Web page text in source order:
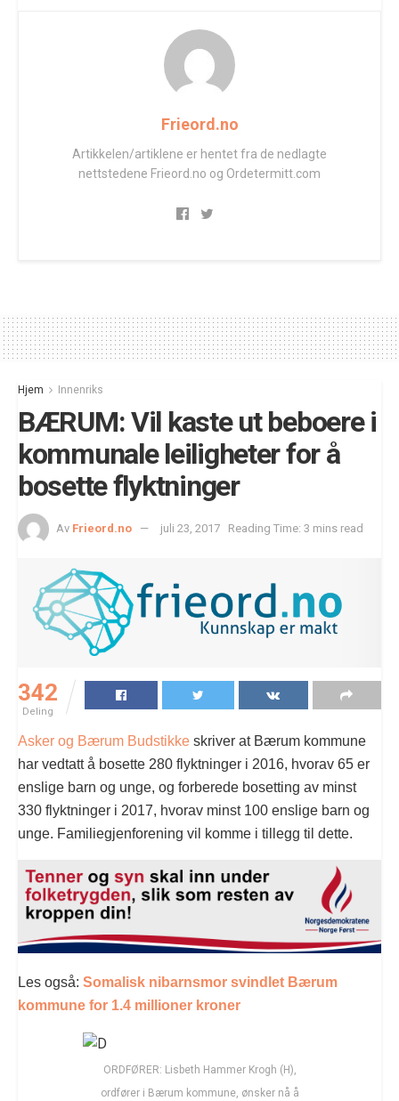
Frieord.no
Artikkelen/artiklene er hentet fra de nedlagte
nettstedene Frieord.no og Ordetermitt.com
Hjem Innenriks
BÆRUM: Vil kaste ut beboere i
kommunale leiligheter for å
bosette flyktninger
Av Frieord.no juli 23, 2017 Reading Time: 3 mins read
342
Deling
Asker og Bærum Budstikke skriver at Bærum kommune
har vedtatt å bosette 280 flyktninger i 2016, hvorav 65 er
enslige barn og unge, og forberede bosetting av minst
330 flyktninger i 2017, hvorav minst 100 enslige barn og
unge. Familiegjenforening vil komme i tillegg til dette.
Les også: Somalisk nibarnsmor svindlet Bærum
kommune for 1.4 millioner kroner
ORDFØRER: Lisbeth Hammer Krogh (H),
ordfører i Bærum kommune, ønsker nå å